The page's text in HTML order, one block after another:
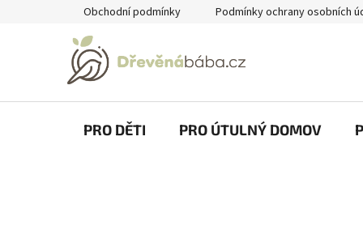
Obchodní podmínky Podmínky ochrany osobních
PRO DĚTI PRO ÚTULNÝ DOMOV